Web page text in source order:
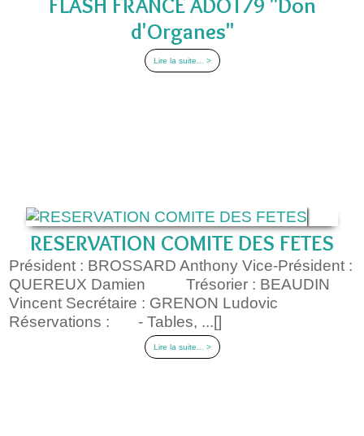
d'Organes"
Lire la suite... >
RESERVATION COMITE DES FETES
Président : BROSSARD Anthony Vice-Président :
QUEREUX Damien Trésorier : BEAUDIN
Vincent Secrétaire : GRENON Ludovic
Réservations : - Tables, ...[]
Lire la suite... >